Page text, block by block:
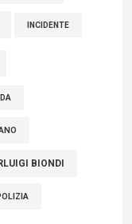
INCIDENTE
BIONDI